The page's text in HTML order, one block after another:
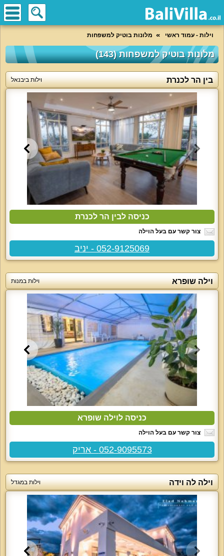
וילות - עמוד ראשי מלונות בוטיק למשפחות
מלונות בוטיק למשפחות (143)
בין הר לכנרת וילות ביבנאל
כניסה לבין הר לכנרת
צור קשר עם בעל הוילה
052-9125069 - יניב
וילה שופרא וילות במנות
כניסה לוילה שופרא
צור קשר עם בעל הוילה
052-9095573 - אריק
וילה לה וידה וילות במגדל